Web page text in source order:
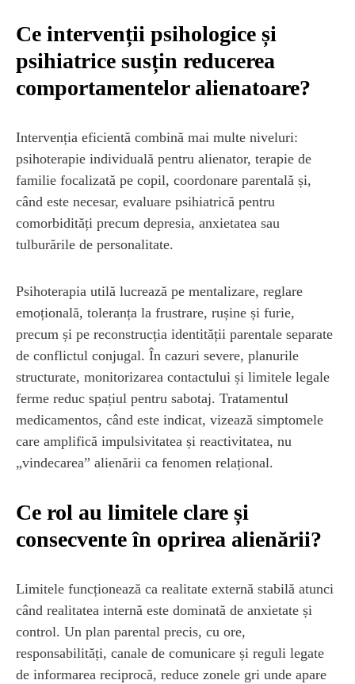
Ce intervenții psihologice și
psihiatrice susțin reducerea
comportamentelor alienatoare?
Intervenția eficientă combină mai multe niveluri:
psihoterapie individuală pentru alienator, terapie de
familie focalizată pe copil, coordonare parentală și,
când este necesar, evaluare psihiatrică pentru
comorbidități precum depresia, anxietatea sau
tulburările de personalitate.
Psihoterapia utilă lucrează pe mentalizare, reglare
emoțională, toleranța la frustrare, rușine și furie,
precum și pe reconstrucția identității parentale separate
de conflictul conjugal. În cazuri severe, planurile
structurate, monitorizarea contactului și limitele legale
ferme reduc spațiul pentru sabotaj. Tratamentul
medicamentos, când este indicat, vizează simptomele
care amplifică impulsivitatea și reactivitatea, nu
„vindecarea” alienării ca fenomen relațional.
Ce rol au limitele clare și
consecvente în oprirea alienării?
Limitele funcționează ca realitate externă stabilă atunci
când realitatea internă este dominată de anxietate și
control. Un plan parental precis, cu ore,
responsabilități, canale de comunicare și reguli legate
de informarea reciprocă, reduce zonele gri unde apare